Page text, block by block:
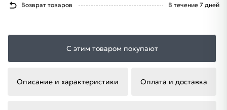
Возврат товаров В течение 7 дней
С этим товаром покупают
Описание и характеристики Оплата и доставка